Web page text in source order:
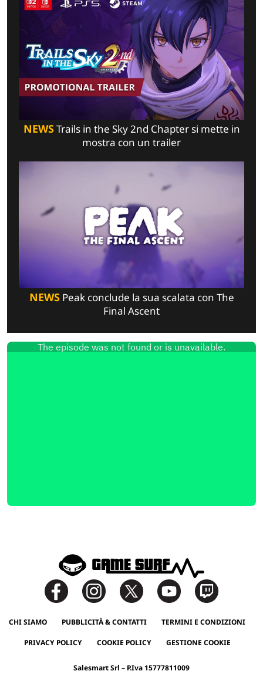
NEWSTrails in the Sky 2nd Chapter si mette in
mostra con un trailer
NEWSPeak conclude la sua scalata con The
Final Ascent
CHI SIAMO PUBBLICITÀ & CONTATTI TERMINI E CONDIZIONI
PRIVACY POLICY COOKIE POLICY GESTIONE COOKIE
Salesmart Srl – P.Iva 15777811009